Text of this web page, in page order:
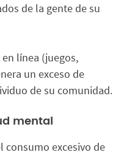
de la gente de su
línea (juegos,
un exceso de
de su comunidad.
mental
consumo excesivo de